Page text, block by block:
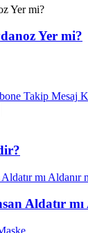
Yer mi?
Takip Mesaj
Aldatır mı